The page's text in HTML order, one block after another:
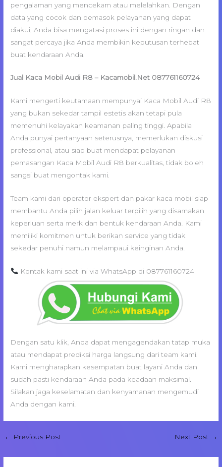
pengalaman yang mencekam atau melelahkan. Dengan
data yang cocok dan pemasok pelayanan yang dapat
diakui, Anda bisa mengatasi proses ini dengan ringan dan
sangat percaya jika Anda membikin keputusan terhebat
buat kendaraan Anda.
Jual Kaca Mobil Audi R8 – Kacamobil.Net 087761160724
Kami mengerti keutamaan mempunyai Kaca Mobil Audi R8
yang bukan sekedar tampil estetis akan tetapi pula
memenuhi kelayakan keamanan paling tinggi. Apabila
Anda punyai pertanyaan seterusnya, memerlukan diskusi
professional, atau siap buat mendapat pelayanan
pemasangan Kaca Mobil Audi R8 berkualitas, tidak boleh
sangsi buat mengontak kami.
Team kami dari operator ekspert dan pakar kaca mobil siap
membantu Anda pilih jalan keluar terpilih yang disamakan
keperluan serta merk dan bentuk kendaraan Anda. Kami
memiliki komitmen untuk berikan service yang tidak
sekedar penuhi namun melampaui keinginan Anda.
Kontak kami saat ini via WhatsApp di 087761160724
Dengan satu klik, Anda dapat mengagendakan tatap muka
atau mendapat prediksi harga langsung dari team kami.
Kami mengharapkan kesempatan buat layani Anda dan
sudah pasti kendaraan Anda pada keadaan maksimal.
Silakan jaga keselamatan dan kenyamanan mengemudi
Anda dengan kami.
← Previous Post Next Post →